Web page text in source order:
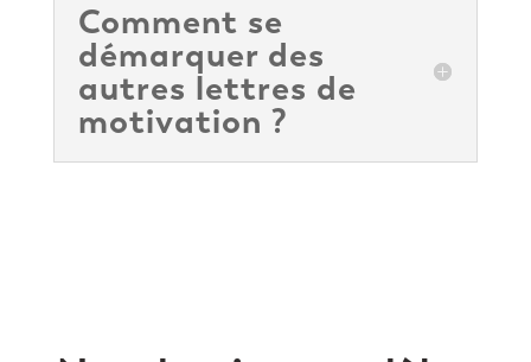
Comment se
démarquer des
autres lettres de
motivation ?